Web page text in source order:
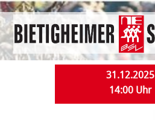
31.12.2025
14:00 Uhr